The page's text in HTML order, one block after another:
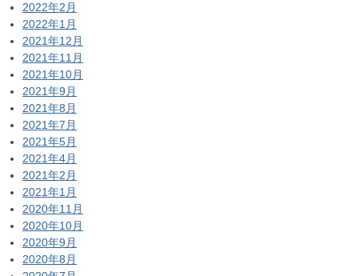
2022年2月
2022年1月
2021年12月
2021年11月
2021年10月
2021年9月
2021年8月
2021年7月
2021年5月
2021年4月
2021年2月
2021年1月
2020年11月
2020年10月
2020年9月
2020年8月